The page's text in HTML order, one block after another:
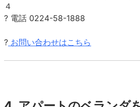
４
? 電話 0224-58-1888
? お問い合わせはこちら